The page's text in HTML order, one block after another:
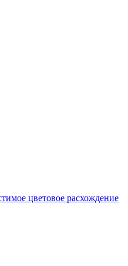
цветовое расхождение